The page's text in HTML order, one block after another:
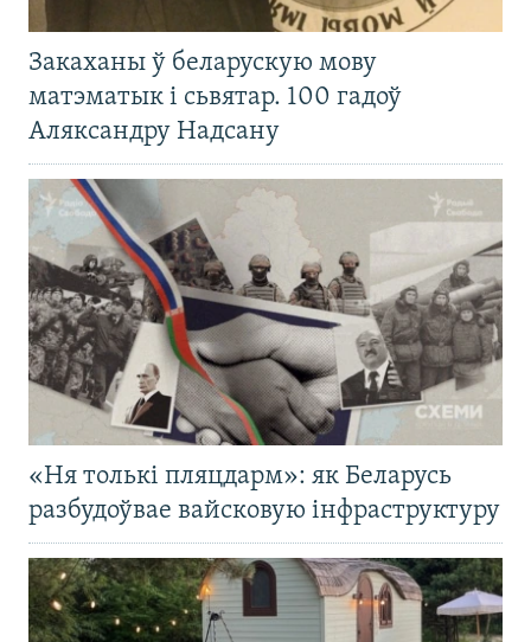
Закаханы ў беларускую мову
матэматык і сьвятар. 100 гадоў
Аляксандру Надсану
«Ня толькі пляцдарм»: як Беларусь
разбудоўвае вайсковую інфраструктуру